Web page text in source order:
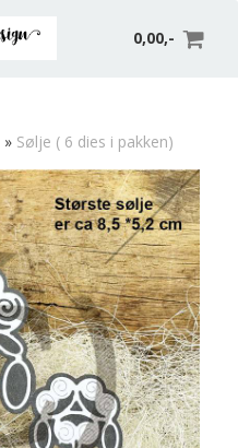
0,00,-
» Sølje ( 6 dies i pakken)
Nullstill
Trykk ENTER for å søke